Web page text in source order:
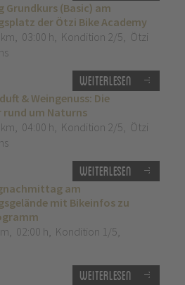
(Basic) am
der Ötzi Bike Academy
, 03:00 h, Kondition 2/5, Ötzi
Weiterlesen
& Weingenuss: Die
rund um Naturns
, 04:00 h, Kondition 2/5, Ötzi
Weiterlesen
am
mit Bikeinfos zu
, 02:00 h, Kondition 1/5,
Weiterlesen